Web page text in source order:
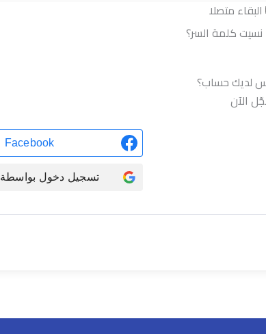
البقاء متصلا
نسيت كلمة السر؟
لديك حساب؟
الآن
Facebook
تسجيل دخول بواسطة